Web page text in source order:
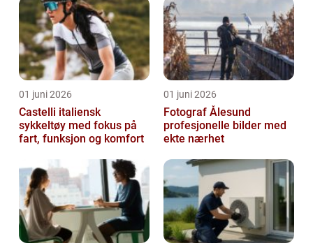
01 juni 2026
Castelli italiensk
sykkeltøy med fokus på
fart, funksjon og komfort
01 juni 2026
Fotograf Ålesund
profesjonelle bilder med
ekte nærhet